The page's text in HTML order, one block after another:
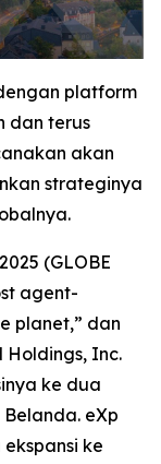
platform
dan terus
akan
strateginya
(GLOBE
agent-
planet,” dan
Holdings, Inc.
ke dua
eXp
ke